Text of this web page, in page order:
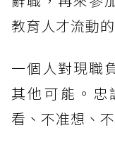
教育人才流動
一個人對現職
其他可能。忠
看、不准想、